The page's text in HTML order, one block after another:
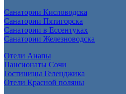
Санатории Кисловодска
Санатории Пятигорска
Санатории в Ессентуках
Санатории Железноводска
Отели Анапы
Пансионаты Сочи
Гостиницы Геленджика
Отели Красной поляны